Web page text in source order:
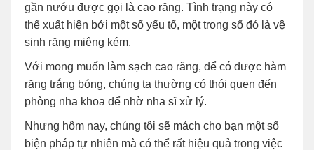
gần nướu được gọi là cao răng. Tình trạng này có
thể xuất hiện bởi một số yếu tố, một trong số đó là vệ
sinh răng miệng kém.
Với mong muốn làm sạch cao răng, để có được hàm
răng trắng bóng, chúng ta thường có thói quen đến
phòng nha khoa để nhờ nha sĩ xử lý.
Nhưng hôm nay, chúng tôi sẽ mách cho bạn một số
biện pháp tự nhiên mà có thể rất hiệu quả trong việc